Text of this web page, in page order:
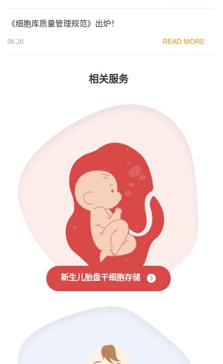
《细胞库质量管理规范》出炉！
08.20 READ MORE
相关服务
新生儿胎盘干细胞存储